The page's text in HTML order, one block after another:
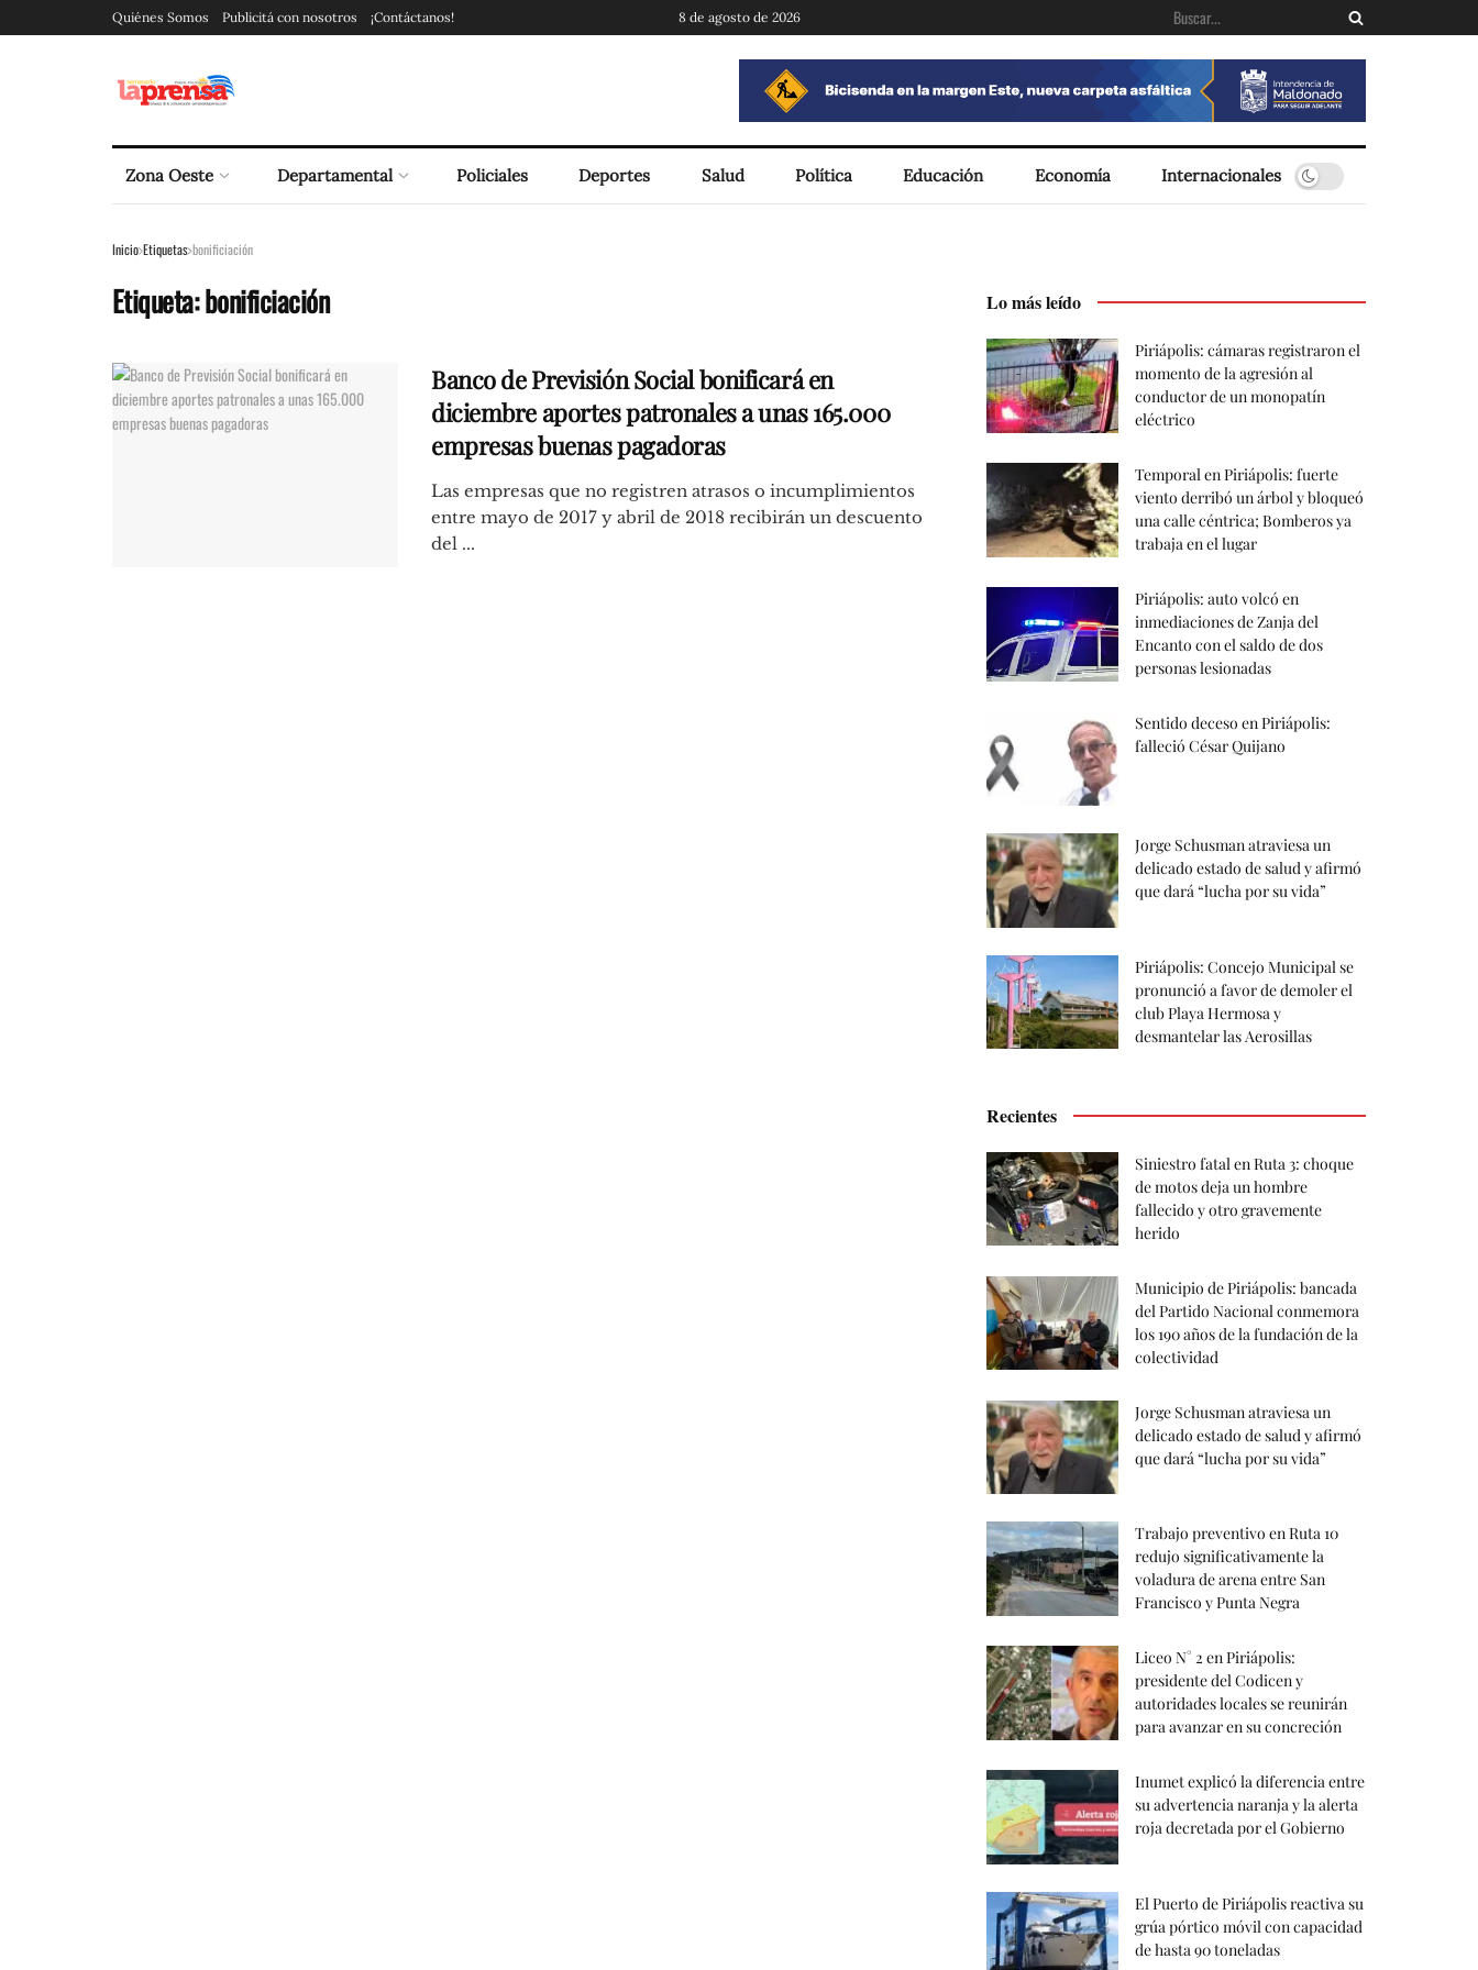
Quiénes Somos Publicitá con nosotros ¡Contáctanos! 8 de agosto de 2026
Zona Oeste Departamental Policiales Deportes Salud Política Educación Economía Internacionales
Inicio Etiquetas bonificiación
Etiqueta:bonificiación
Banco de Previsión Social bonificará en
diciembre aportes patronales a unas 165.000
empresas buenas pagadoras
Las empresas que no registren atrasos o incumplimientos
entre mayo de 2017 y abril de 2018 recibirán un descuento
del ...
Lo más leído
Piriápolis: cámaras registraron el
momento de la agresión al
conductor de un monopatín
eléctrico
Temporal en Piriápolis: fuerte
viento derribó un árbol y bloqueó
una calle céntrica; Bomberos ya
trabaja en el lugar
Piriápolis: auto volcó en
inmediaciones de Zanja del
Encanto con el saldo de dos
personas lesionadas
Sentido deceso en Piriápolis:
falleció César Quijano
Jorge Schusman atraviesa un
delicado estado de salud y afirmó
que dará “lucha por su vida”
Piriápolis: Concejo Municipal se
pronunció a favor de demoler el
club Playa Hermosa y
desmantelar las Aerosillas
Recientes
Siniestro fatal en Ruta 3: choque
de motos deja un hombre
fallecido y otro gravemente
herido
Municipio de Piriápolis: bancada
del Partido Nacional conmemora
los 190 años de la fundación de la
colectividad
Jorge Schusman atraviesa un
delicado estado de salud y afirmó
que dará “lucha por su vida”
Trabajo preventivo en Ruta 10
redujo significativamente la
voladura de arena entre San
Francisco y Punta Negra
Liceo N° 2 en Piriápolis:
presidente del Codicen y
autoridades locales se reunirán
para avanzar en su concreción
Inumet explicó la diferencia entre
su advertencia naranja y la alerta
roja decretada por el Gobierno
El Puerto de Piriápolis reactiva su
grúa pórtico móvil con capacidad
de hasta 90 toneladas